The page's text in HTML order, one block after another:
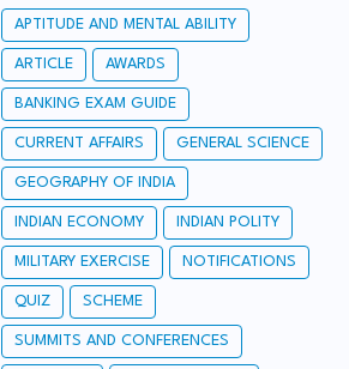
APTITUDE AND MENTAL ABILITY
ARTICLE AWARDS
BANKING EXAM GUIDE
CURRENT AFFAIRS GENERAL SCIENCE
GEOGRAPHY OF INDIA
INDIAN ECONOMY INDIAN POLITY
MILITARY EXERCISE NOTIFICATIONS
QUIZ SCHEME
SUMMITS AND CONFERENCES